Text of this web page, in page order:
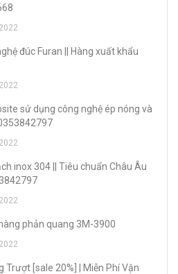
đúc Furan || Hàng xuất khẩu
sử dụng công nghệ ép nóng và
inox 304 || Tiêu chuẩn Châu Âu
phản quang 3M-3900
Trượt [sale 20%] | Miễn Phí Vận